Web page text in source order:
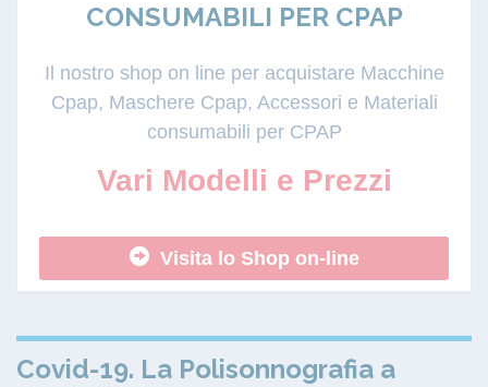
CONSUMABILI PER CPAP
Il nostro shop on line per acquistare Macchine
Cpap, Maschere Cpap, Accessori e Materiali
consumabili per CPAP
Vari Modelli e Prezzi
Visita lo Shop on-line
Covid-19. La Polisonnografia a